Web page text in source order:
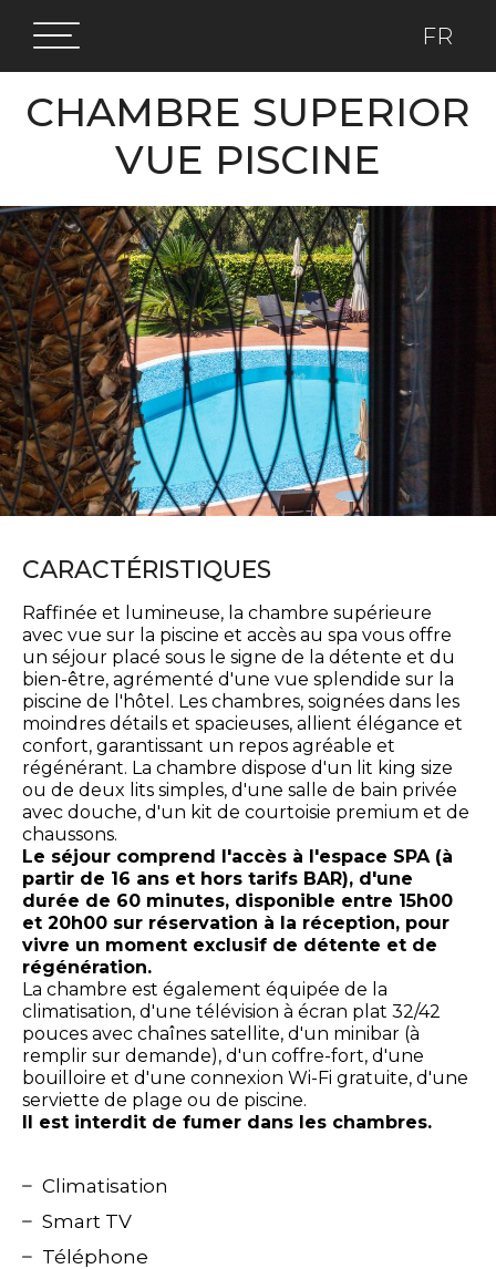
FR
CHAMBRE SUPERIOR
VUE PISCINE
CARACTÉRISTIQUES
Raffinée et lumineuse, la chambre supérieure
avec vue sur la piscine et accès au spa vous offre
un séjour placé sous le signe de la détente et du
bien-être, agrémenté d'une vue splendide sur la
piscine de l'hôtel. Les chambres, soignées dans les
moindres détails et spacieuses, allient élégance et
confort, garantissant un repos agréable et
régénérant. La chambre dispose d'un lit king size
ou de deux lits simples, d'une salle de bain privée
avec douche, d'un kit de courtoisie premium et de
chaussons.
Le séjour comprend l'accès à l'espace SPA (à
partir de 16 ans et hors tarifs BAR), d'une
durée de 60 minutes, disponible entre 15h00
et 20h00 sur réservation à la réception, pour
vivre un moment exclusif de détente et de
régénération.
La chambre est également équipée de la
climatisation, d'une télévision à écran plat 32/42
pouces avec chaînes satellite, d'un minibar (à
remplir sur demande), d'un coffre-fort, d'une
bouilloire et d'une connexion Wi-Fi gratuite, d'une
serviette de plage ou de piscine.
Il est interdit de fumer dans les chambres.
Climatisation
Smart TV
Téléphone